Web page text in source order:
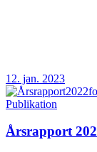
12. jan. 2023
Publikation
Årsrapport